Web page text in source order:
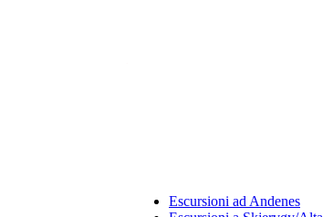
Escursioni ad Andenes